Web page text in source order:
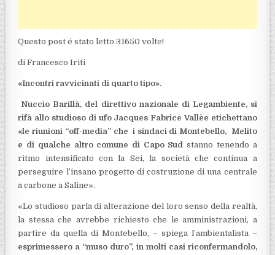
Questo post é stato letto 31650 volte!
di Francesco Iriti
«Incontri ravvicinati di quarto tipo».
Nuccio Barillà, del direttivo nazionale di Legambiente, si
rifà allo studioso di ufo Jacques Fabrice Vallèe etichettano
«le riunioni “off-media” che i sindaci di Montebello, Melito
e di qualche altro comune di Capo Sud stanno tenendo a
ritmo intensificato con la Sei, la società che continua a
perseguire l’insano progetto di costruzione di una centrale
a carbone a Saline».
«Lo studioso parla di alterazione del loro senso della realtà,
la stessa che avrebbe richiesto che le amministrazioni, a
partire da quella di Montebello, – spiega l’ambientalista –
esprimessero a “muso duro”, in molti casi riconfermandolo,